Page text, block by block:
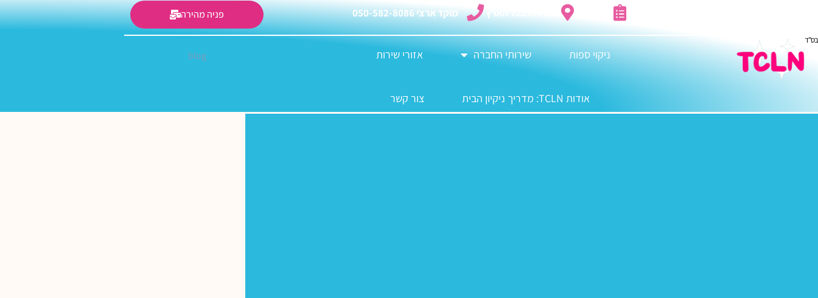
בס"ד
שירות בכל הארץ מוקד ארצי 050-582-8086 פניה מהירה
ניקוי ספות שירותי החברה אזורי שירות
אודות TCLN: מדריך ניקיון הבית צור קשר
blog